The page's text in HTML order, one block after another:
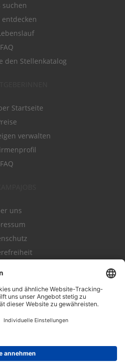
suchen
entdecken
FAQ
den Stellenkatalog
Startseite
verwalten
FAQ
uns